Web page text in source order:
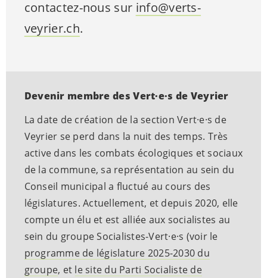
contactez-nous sur info@verts-
veyrier.ch.
Devenir membre desVert·e·s de Veyrier
La date de création de la sectionVert·e·s de
Veyrier se perd dans la nuit des temps. Très
active dans les combats écologiques et sociaux
de la commune, sa représentation au sein du
Conseil municipal a fluctué au cours des
législatures. Actuellement, et depuis 2020, elle
compte un élu et est alliée aux socialistes au
sein du groupe Socialistes-Vert·e·s (voir le
programme de législature 2025-2030 du
groupe, et le site du Parti Socialiste de